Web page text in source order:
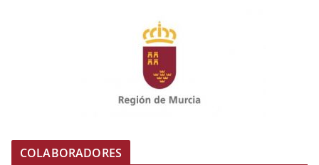
COLABORADORES